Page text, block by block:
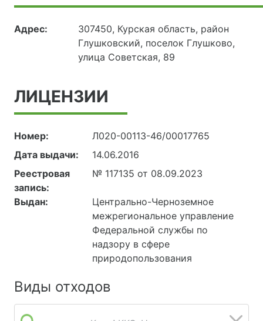
Адрес:
307450, Курская область, район
Глушковский, поселок Глушково,
улица Советская, 89
ЛИЦЕНЗИИ
Номер:
Л020-00113-46/00017765
Дата выдачи:
14.06.2016
Реестровая
запись:
№ 117135 от 08.09.2023
Выдан:
Центрально-Черноземное
межрегиональное управление
Федеральной службы по
надзору в сфере
природопользования
Виды отходов